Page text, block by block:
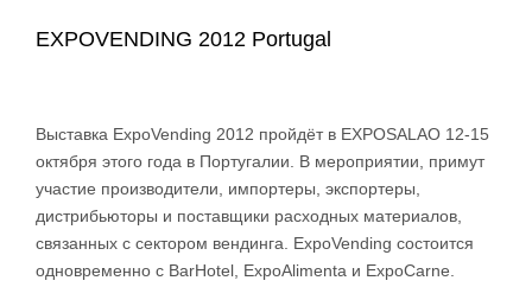
EXPOVENDING 2012 Portugal
Выставка ExpoVending 2012 пройдёт в EXPOSALAO 12-15
октября этого года в Португалии. В мероприятии, примут
участие производители, импортеры, экспортеры,
дистрибьюторы и поставщики расходных материалов,
связанных с сектором вендинга. ExpoVending состоится
одновременно с BarHotel, ExpoAlimenta и ExpoCarne.